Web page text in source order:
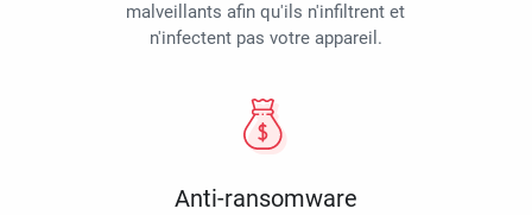
malveillants afin qu'ils n'infiltrent et
n'infectent pas votre appareil.
Anti-ransomware